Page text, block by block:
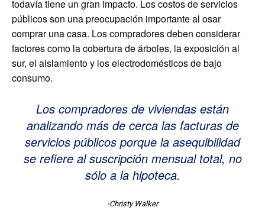
todavía tiene un gran impacto. Los costos de servicios
públicos son una preocupación importante al osar
comprar una casa. Los compradores deben considerar
factores como la cobertura de árboles, la exposición al
sur, el aislamiento y los electrodomésticos de bajo
consumo.
Los compradores de viviendas están
analizando más de cerca las facturas de
servicios públicos porque la asequibilidad
se refiere al suscripción mensual total, no
sólo a la hipoteca.
-Christy Walker